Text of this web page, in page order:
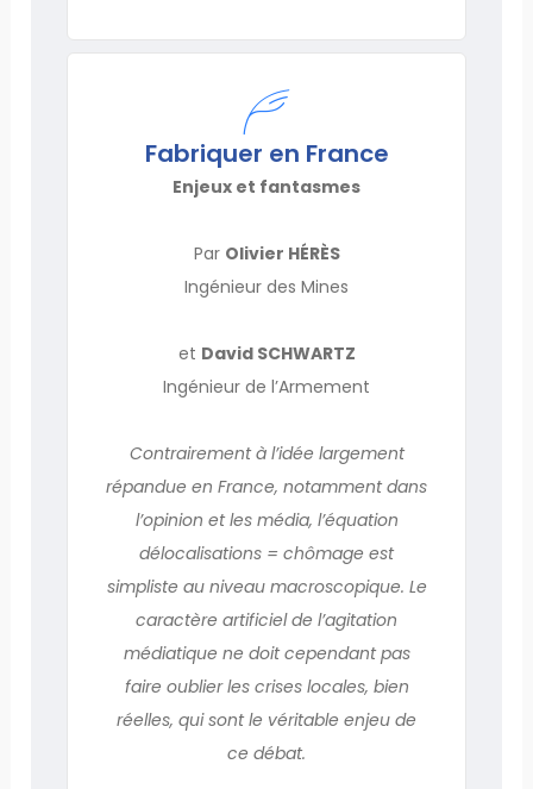
Fabriquer en France
Enjeux et fantasmes
Par Olivier HÉRÈS
Ingénieur des Mines
et David SCHWARTZ
Ingénieur de l’Armement
Contrairement à l’idée largement
répandue en France, notamment dans
l’opinion et les média, l’équation
délocalisations = chômage est
simpliste au niveau macroscopique. Le
caractère artificiel de l’agitation
médiatique ne doit cependant pas
faire oublier les crises locales, bien
réelles, qui sont le véritable enjeu de
ce débat.